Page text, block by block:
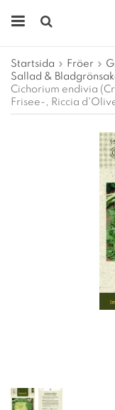
Startsida Fröer
Sallad &
Cichorium endivia
Frisee-, Riccia